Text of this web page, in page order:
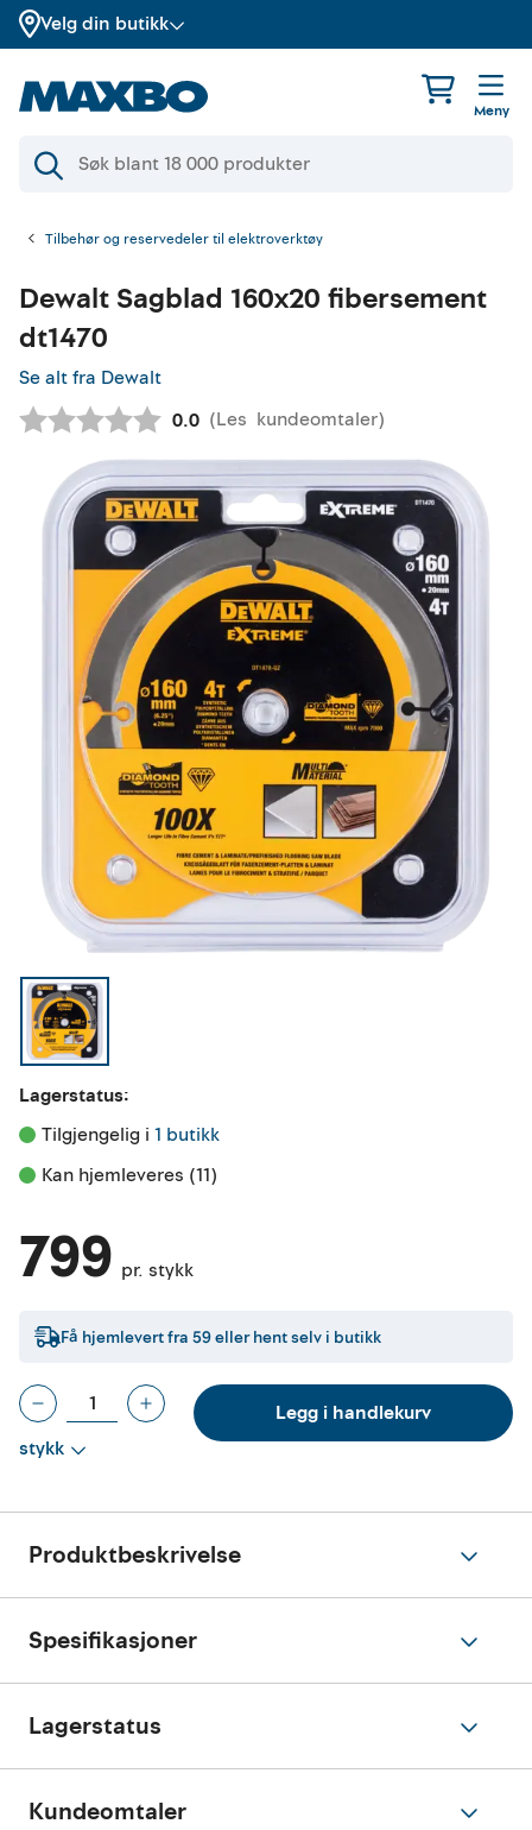
Velg din butikk
Meny
Tilbehør og reservedeler til elektroverktøy
Dewalt Sagblad 160x20 fibersement
dt1470
Se alt fra Dewalt
Gjennomsnittskarakter:
0.0 (Les kundeomtaler)
Lagerstatus:
Tilgjengelig i 1 butikk
Kan hjemleveres (11)
799 pr. stykk
Få hjemlevert fra 59eller hent selv i butikk
stykk
Legg i handlekurv
Produktbeskrivelse
Spesifikasjoner
Lagerstatus
Kundeomtaler